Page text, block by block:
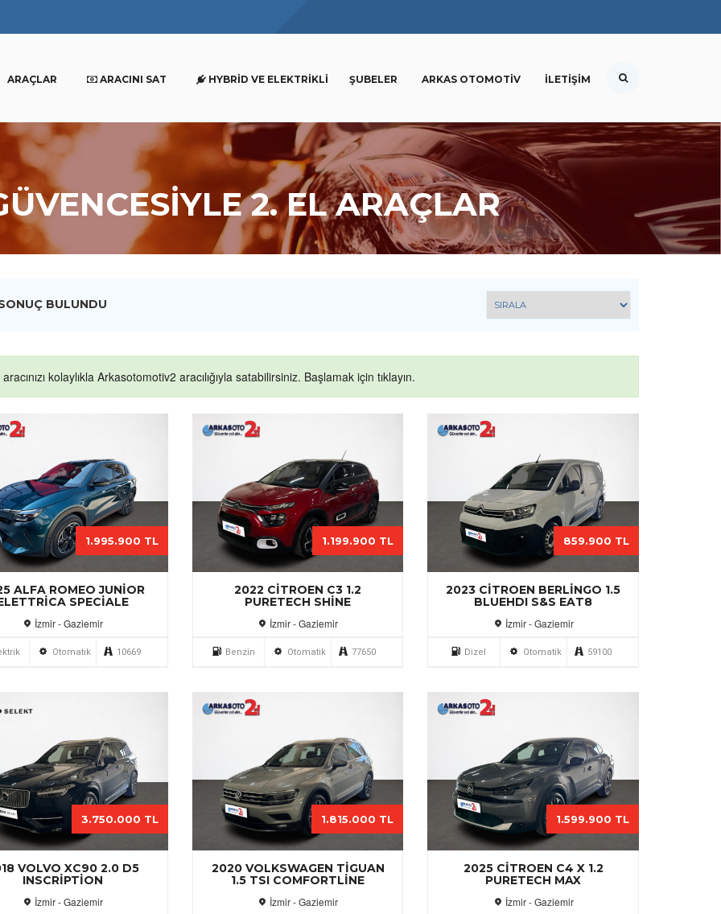
ARAÇLAR ARACINI SAT HYBRID VE ELEKTRIKLI ŞUBELER ARKAS OTOMOTIV İLETIŞIM
2. EL ARAÇLAR
BULUNDU
aracınızı kolaylıkla Arkasotomotiv2 aracılığıyla satabilirsiniz. Başlamak için tıklayın.
ALFA ROMEO JUNIOR
SPECIALE
İzmir - Gaziemir
1.995.900 TL
Otomatik 10669
2022 CITROEN C3 1.2
PURETECH SHINE
İzmir - Gaziemir
1.199.900 TL
Benzin Otomatik 77650
2023 CITROEN BERLINGO 1.5
BLUEHDI S&S EAT8
İzmir - Gaziemir
859.900 TL
Dizel Otomatik 59100
VOLVO XC90 2.0 D5
INSCRIPTION
İzmir - Gaziemir
3.750.000 TL
2020 VOLKSWAGEN TIGUAN
1.5 TSI COMFORTLINE
İzmir - Gaziemir
1.815.000 TL
2025 CITROEN C4 X 1.2
PURETECH MAX
İzmir - Gaziemir
1.599.900 TL